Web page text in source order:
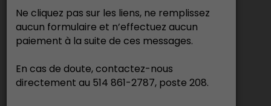
Ne cliquez pas sur les liens, ne remplissez
aucun formulaire et n’effectuez aucun
paiement à la suite de ces messages.
En cas de doute, contactez-nous
directement au 514 861-2787, poste 208.
Domaine des métiers d’art
Analyse de profession : artisan, artisane,
Référentiel de compétence pour la
profession : artisan, artisane, artiste en